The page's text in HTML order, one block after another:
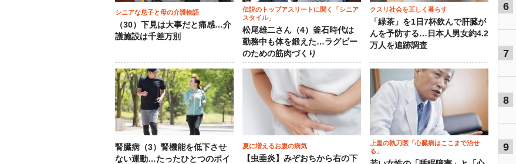
シニアな息子と母の介護物語
（30）下見は大事だと痛感…介
護施設は千差万別
伝説のトップアスリートに聞く「シニア
スタイル」
松尾雄二さん（4）釜石時代は
勤務中も体を鍛えた…ラグビー
のための筋肉づくり
クスリ社会を正しく暮らす
「緑茶」を1日7杯飲んで肝臓が
んを予防する…日本人男女約4.2
万人を追跡調査
腎臓病（3）腎機能を低下させ
ない運動…たったひとつのポイ
夏に増えるお腹の病気
【虫垂炎】みぞおちから右の下
上皇の執刀医「心臓病はここまで治せ
る」
6
7
8
9